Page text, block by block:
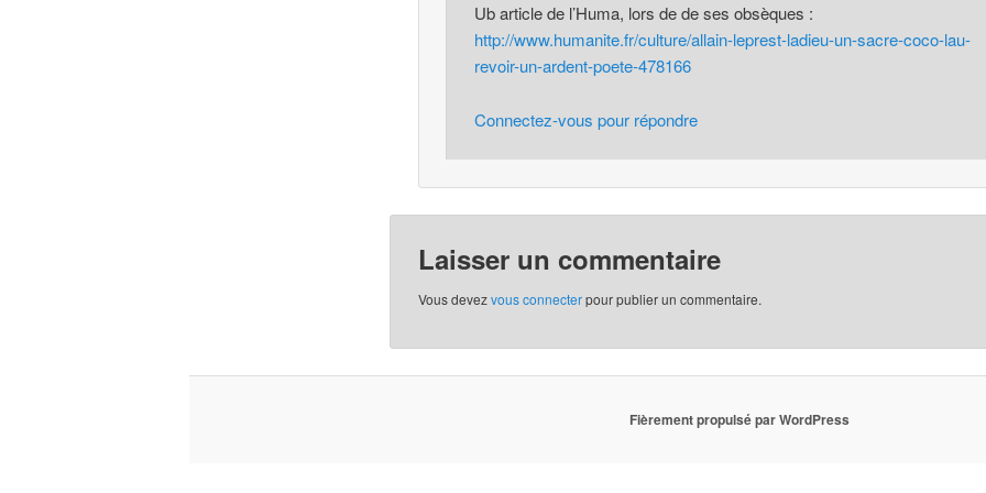
Ub article de l’Huma, lors de de ses obsèques :
http://www.humanite.fr/culture/allain-leprest-ladieu-un-sacre-coco-lau-
revoir-un-ardent-poete-478166
Connectez-vous pour répondre
Laisser un commentaire
Vous devezvous connecterpour publier un commentaire.
Fièrement propulsé par WordPress